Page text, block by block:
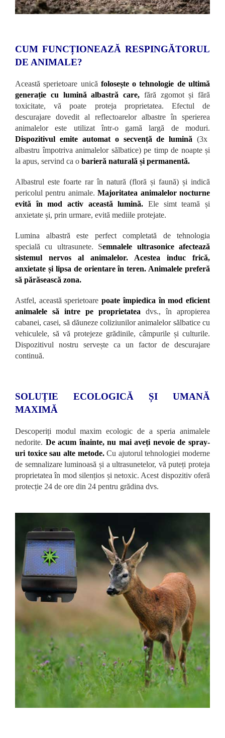
CUM FUNCȚIONEAZĂ RESPINGĂTORUL
DE ANIMALE?
Această sperietoare unică folosește o tehnologie de ultimă
generație cu lumină albastră care, fără zgomot și fără
toxicitate, vă poate proteja proprietatea. Efectul de
descurajare dovedit al reflectoarelor albastre în sperierea
animalelor este utilizat într-o gamă largă de moduri.
Dispozitivul emite automat o secvență de lumină (3x
albastru împotriva animalelor sălbatice) pe timp de noapte și
la apus, servind ca o barieră naturală și permanentă.
Albastrul este foarte rar în natură (floră și faună) și indică
pericolul pentru animale.Majoritatea animalelor nocturne
evită în mod activ această lumină. Ele simt teamă și
anxietate și, prin urmare, evită mediile protejate.
Lumina albastră este perfect completată de tehnologia
specială cu ultrasunete. Semnalele ultrasonice afectează
sistemul nervos al animalelor. Acestea induc frică,
anxietate și lipsa de orientare în teren. Animalele preferă
să părăsească zona.
Astfel, această sperietoarepoate împiedica în mod eficient
animalele să intre pe proprietatea dvs., în apropierea
cabanei, casei, să dăuneze coliziunilor animalelor sălbatice cu
vehiculele, să vă protejeze grădinile, câmpurile și culturile.
Dispozitivul nostru servește ca un factor de descurajare
continuă.
SOLUȚIE ECOLOGICĂ ȘI UMANĂ
MAXIMĂ
Descoperiți modul maxim ecologic de a speria animalele
nedorite. De acum înainte, nu mai aveți nevoie de spray-
uri toxice sau alte metode.Cu ajutorul tehnologiei moderne
de semnalizare luminoasă și a ultrasunetelor, vă puteți proteja
proprietatea în mod silențios și netoxic. Acest dispozitiv oferă
protecție 24 de ore din 24 pentru grădina dvs.